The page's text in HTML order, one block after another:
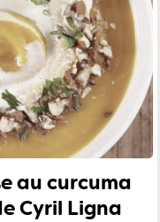
au curcuma
Cyril Ligna